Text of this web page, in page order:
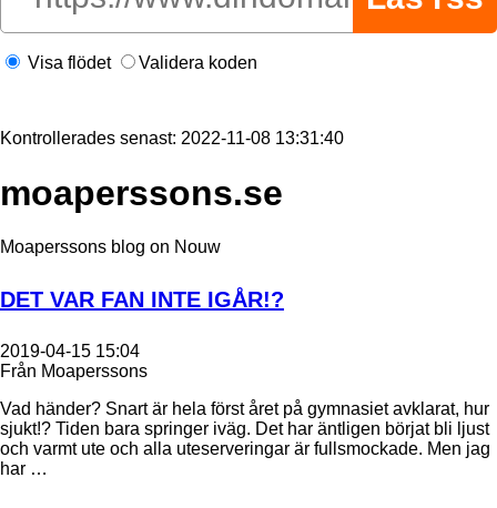
Visa flödet Validera koden
Kontrollerades senast: 2022-11-08 13:31:40
moaperssons.se
Moaperssons blog on Nouw
DET VAR FAN INTE IGÅR!?
2019-04-15 15:04
Från Moaperssons
Vad händer? Snart är hela först året på gymnasiet avklarat, hur
sjukt!? Tiden bara springer iväg. Det har äntligen börjat bli ljust
och varmt ute och alla uteserveringar är fullsmockade. Men jag
har …